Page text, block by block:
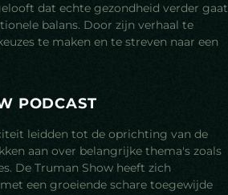
dat echte gezondheid verder gaat
balans. Door zijn verhaal te
te maken en te streven naar een
PODCAST
leidden tot de oprichting van de
aan over belangrijke thema's zoals
De Truman Show heeft zich
een groeiende schare toegewijde